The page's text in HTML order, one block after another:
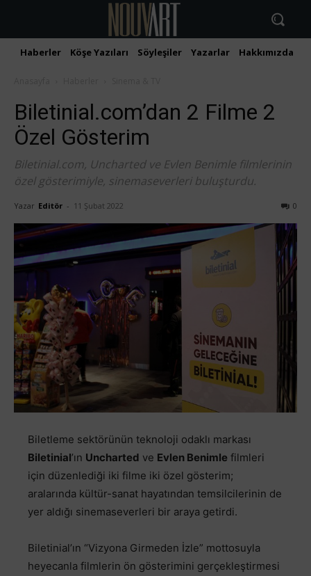
Haberler Köşe Yazıları Söyleşiler Yazarlar Hakkımızda
Biletinial.com’dan 2 Filme 2
Özel Gösterim
Biletinial.com, Uncharted ve Evlen Benimle filmlerinin
özel gösterimiyle, sinemaseverleri buluşturdu.
Yazar Editör - 11 Şubat 2022 0
Biletleme sektörünün teknoloji odaklı markası
Biletinial’ın Uncharted ve Evlen Benimle filmleri
için düzenlediği iki filme iki özel gösterim;
aralarında kültür-sanat hayatından temsilcilerinin de
yer aldığı sinemaseverleri bir araya getirdi.
Biletinial’ın “Vizyona Girmeden İzle” mottosuyla
heyecanla filmlerin ön gösterimini gerçekleştirmesi